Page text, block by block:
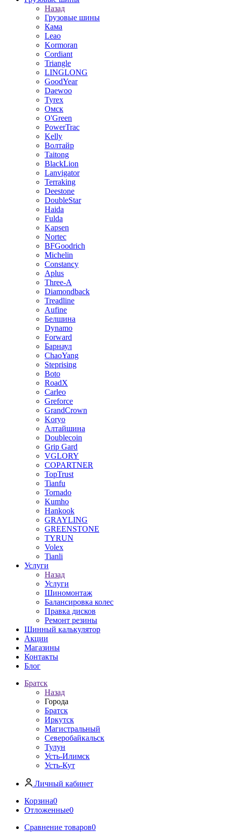
Назад
Грузовые шины
Кама
Leao
Kormoran
Cordiant
Triangle
LINGLONG
GoodYear
Daewoo
Tyrex
Омск
O'Green
PowerTrac
Kelly
Волтайр
Taitong
BlackLion
Lanvigator
Terraking
Deestone
DoubleStar
Haida
Fulda
Kapsen
Nortec
BFGoodrich
Michelin
Constancy
Aplus
Three-A
Diamondback
Treadline
Aufine
Белшина
Dynamo
Forward
Барнаул
ChaoYang
Steprising
Boto
RoadX
Carleo
Greforce
GrandCrown
Koryo
Алтайшина
Doublecoin
Grip Gard
VGLORY
COPARTNER
TopTrust
Tianfu
Tornado
Kumho
Hankook
GRAYLING
GREENSTONE
TYRUN
Volex
Tianli
Услуги
Назад
Услуги
Шиномонтаж
Балансировка колес
Правка дисков
Ремонт резины
Шинный калькулятор
Акции
Магазины
Контакты
Блог
Братск
Назад
Города
Братск
Иркутск
Магистральный
Северобайкальск
Тулун
Усть-Илимск
Усть-Кут
Личный кабинет
Корзина0
Отложенные0
Сравнение товаров0